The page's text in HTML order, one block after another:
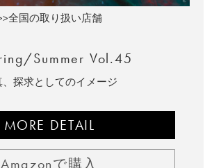
全国の取り扱い店舗
Summer Vol.45
探求としてのイメージ
MORE DETAIL
Amazonで購入